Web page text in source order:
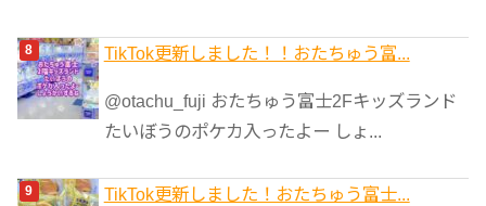
TikTok更新しました！！おたちゅう富...
@otachu_fuji おたちゅう富士2Fキッズランド
たいぼうのポケカ入ったよー しょ...
TikTok更新しました！おたちゅう富士...